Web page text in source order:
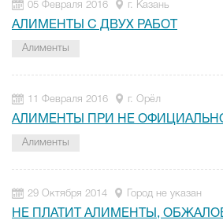
05 Февраля 2016 г. Казань
АЛИМЕНТЫ С ДВУХ РАБОТ
Алименты
11 Февраля 2016 г. Орёл
АЛИМЕНТЫ ПРИ НЕ
Алименты
29 Октября 2014 Город не указан
НЕ ПЛАТИТ АЛИМЕНТЫ,